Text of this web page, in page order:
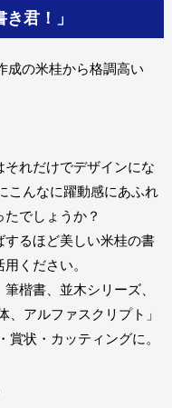
君！」
成の米桂から格調高い
それだけでデザインにな
こんなに躍動感にあふれ
たでしょうか？
するほど美しい米桂の書
ください。
筆楷書、並木シリーズ、
アルファスクリプト」
状・カッティングに。